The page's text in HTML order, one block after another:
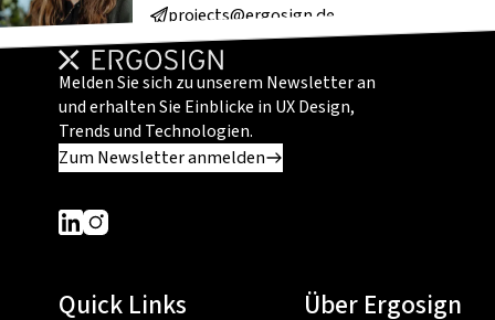
projects@ergosign.de
Melden Sie sich zu unserem Newsletter an
und erhalten Sie Einblicke in UX Design,
Trends und Technologien.
Zum Newsletter anmelden
Dieser Link führt zu einer externen Seite
Dieser Link führt zu einer externen Seite
Quick Links Über Ergosign